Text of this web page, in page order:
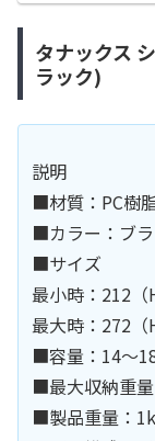
タナックス
ラック)
説明
■材質：PC樹
■カラー：ブ
■サイズ
最小時：212
最大時：272
■容量：14～
■最大収納重
■製品重量：